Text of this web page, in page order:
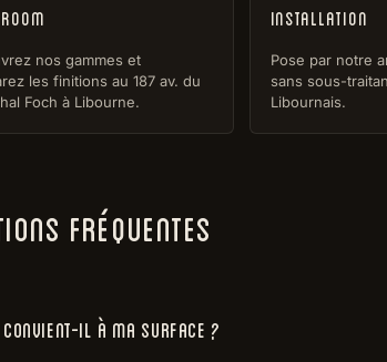
nos gammes et
les finitions au 187 av. du
Foch à Libourne.
Installation
Pose par notre
sans sous-
Libournais.
FRÉQUENTES
convient-il à ma surface ?